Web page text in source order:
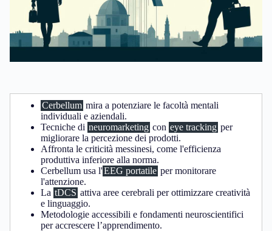
Cerbellum mira a potenziare le facoltà mentali
individuali e aziendali.
Tecniche di neuromarketing con eye tracking per
migliorare la percezione dei prodotti.
Affronta le criticità messinesi, come l'efficienza
produttiva inferiore alla norma.
Cerbellum usa l'EEG portatile per monitorare
l'attenzione.
La tDCS attiva aree cerebrali per ottimizzare creatività
e linguaggio.
Metodologie accessibili e fondamenti neuroscientifici
per accrescere l’apprendimento.